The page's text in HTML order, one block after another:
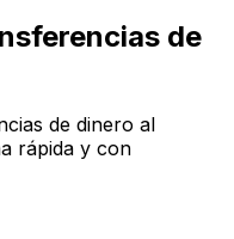
de
de dinero al
rápida y con